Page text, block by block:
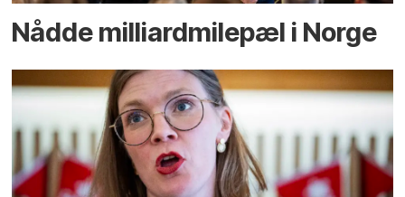
Nådde milliard­­milepæl i Norge